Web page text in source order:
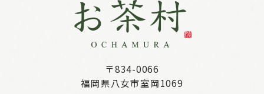
〒834-0066
福岡県八女市室岡1069